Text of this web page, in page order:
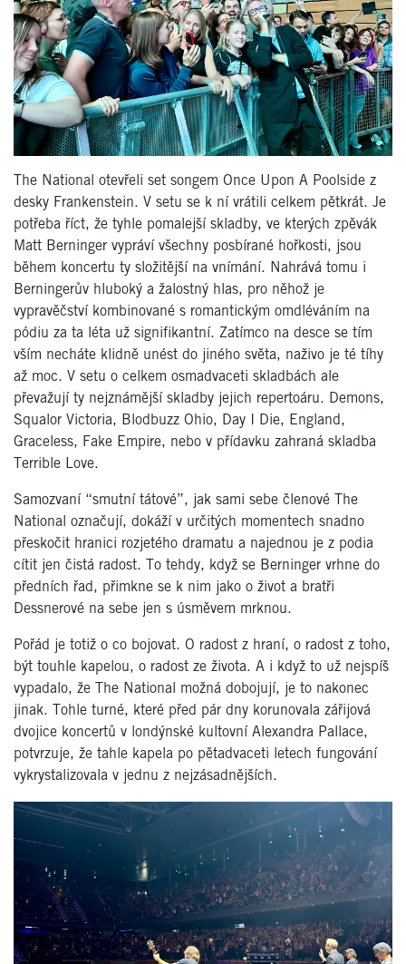
The National otevřeli set songem Once Upon A Poolside z
desky Frankenstein. V setu se k ní vrátili celkem pětkrát. Je
potřeba říct, že tyhle pomalejší skladby, ve kterých zpěvák
Matt Berninger vypráví všechny posbírané hořkosti, jsou
během koncertu ty složitější na vnímání. Nahrává tomu i
Berningerův hluboký a žalostný hlas, pro něhož je
vypravěčství kombinované s romantickým omdléváním na
pódiu za ta léta už signifikantní. Zatímco na desce se tím
vším necháte klidně unést do jiného světa, naživo je té tíhy
až moc. V setu o celkem osmadvaceti skladbách ale
převažují ty nejznámější skladby jejich repertoáru. Demons,
Squalor Victoria, Blodbuzz Ohio, Day I Die, England,
Graceless, Fake Empire, nebo v přídavku zahraná skladba
Terrible Love.
Samozvaní “smutní tátové”, jak sami sebe členové The
National označují, dokáží v určitých momentech snadno
přeskočit hranici rozjetého dramatu a najednou je z podia
cítit jen čistá radost. To tehdy, když se Berninger vrhne do
předních řad, přimkne se k nim jako o život a bratři
Dessnerové na sebe jen s úsměvem mrknou.
Pořád je totiž o co bojovat. O radost z hraní, o radost z toho,
být touhle kapelou, o radost ze života. A i když to už nejspíš
vypadalo, že The National možná dobojují, je to nakonec
jinak. Tohle turné, které před pár dny korunovala zářijová
dvojice koncertů v londýnské kultovní Alexandra Pallace,
potvrzuje, že tahle kapela po pětadvaceti letech fungování
vykrystalizovala v jednu z nejzásadnějších.